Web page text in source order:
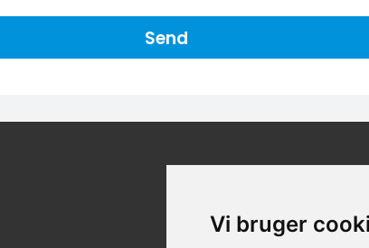
Vi bruger
Send
Menu